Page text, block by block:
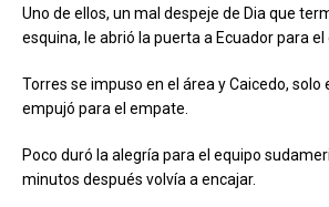
Uno de ellos, un mal despeje de Dia que
esquina, le abrió la puerta a Ecuador para
Torres se impuso en el área y Caicedo, solo
empujó para el empate.
Poco duró la alegría para el equipo
minutos después volvía a encajar.